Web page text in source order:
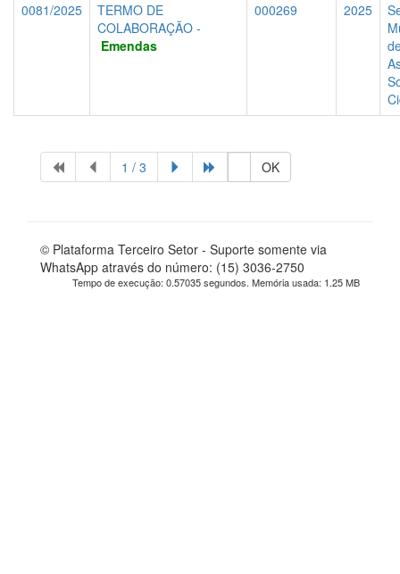
0081/2025
TERMO DE
COLABORAÇÃO -
Emendas
000269 2025
1 / 3 OK
© Plataforma Terceiro Setor - Suporte somente via
WhatsApp através do número: (15) 3036-2750
Tempo de execução: 0.57035 segundos. Memória usada: 1.25 MB